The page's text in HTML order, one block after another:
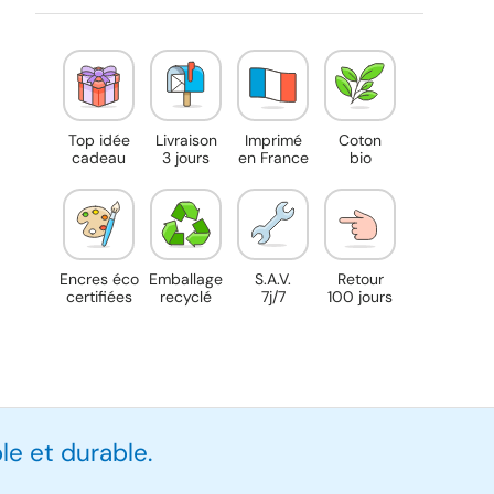
Top idée
cadeau
Livraison
3 jours
Imprimé
en France
Coton
bio
Encres éco
certifiées
Emballage
recyclé
S.A.V.
7j/7
Retour
100 jours
et durable.